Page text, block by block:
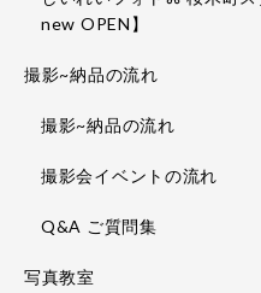
new OPEN】
撮影~納品の流れ
撮影~納品の流れ
撮影会イベントの流れ
Q&A ご質問集
写真教室